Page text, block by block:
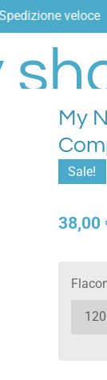
veloce
My
Sale!
38,00